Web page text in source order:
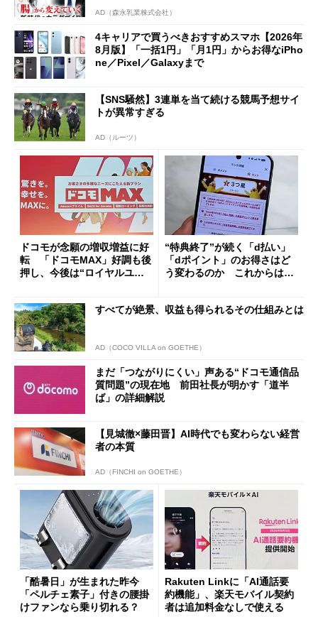
AD（森永乳業株式会社）
4キャリアで買うべきおすすめスマホ【2026年
8月版】「一括1円」「月1円」からお得なiPho
ne／Pixel／Galaxyまで
【SNS騒然】3連単を当て続ける競馬予想サイ
トが異常すぎる
AD（ルーツ）
ドコモが念願の増収増益に好
転 「ドコモMAX」好調も後
押し、今後は“ロイヤルユー
“特典終了”が続く「d払い」
「dポイント」のお得さはど
う変わるのか これからは
すべてが絶景、収益も得られるその仕組みとは
AD（COCO VILLA on GOETHE）
まだ「つながりにくい」声ある“ドコモ通信品
質問題”の現在地 前田社長が明かす「道半
ば」の詳細解説
【見城徹×藤田晋】AI時代でも変わらない経営
者の本質
AD（FINCHI on GOETHE）
「酷暑日」が生まれた昨今
「ペルチェ素子」付きの腰掛
けファンなら乗り切れる？
Rakuten Linkに「AI通話要
約機能」、楽天モバイル契約
者は追加料金なしで使える